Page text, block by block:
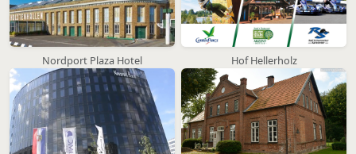
Nordport Plaza Hotel Hof Hellerholz